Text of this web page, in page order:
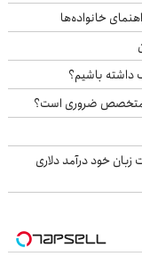
باشیم؟
متخصص ضروری است؟
زبان خود درآمد دلاری